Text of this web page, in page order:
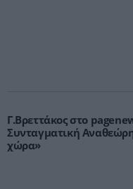
Γ.Βρεττάκος στο
Συνταγματική
χώρα»